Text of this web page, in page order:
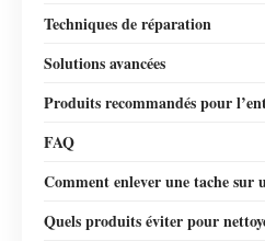
Techniques de réparation
Solutions avancées
Produits recommandés pour
FAQ
Comment enlever une tache sur
Quels produits éviter pour